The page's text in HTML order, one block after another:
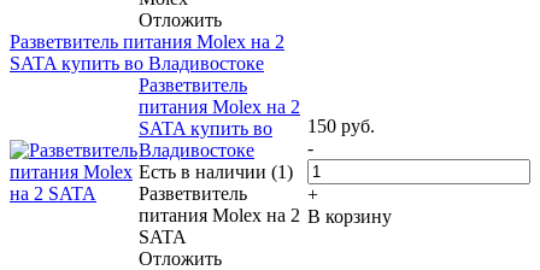
Отложить
Разветвитель питания Molex на 2
SATA купить во Владивостоке
Разветвитель
питания Molex на 2
SATA купить во
Владивостоке
Есть в наличии (1)
Разветвитель
питания Molex на 2
SATA
Отложить
150 руб.
-
+
В корзину